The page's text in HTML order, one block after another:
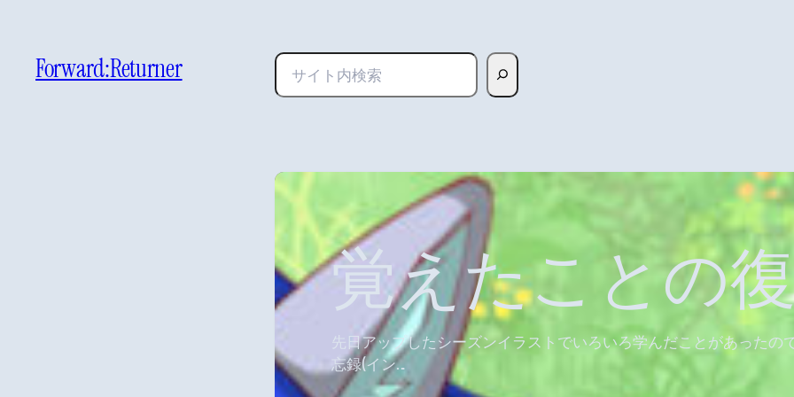
Forward:Returner
検
索
覚えたことの
先日アップしたシーズンイラストでいろいろ学んだことがあった
忘録(イン…